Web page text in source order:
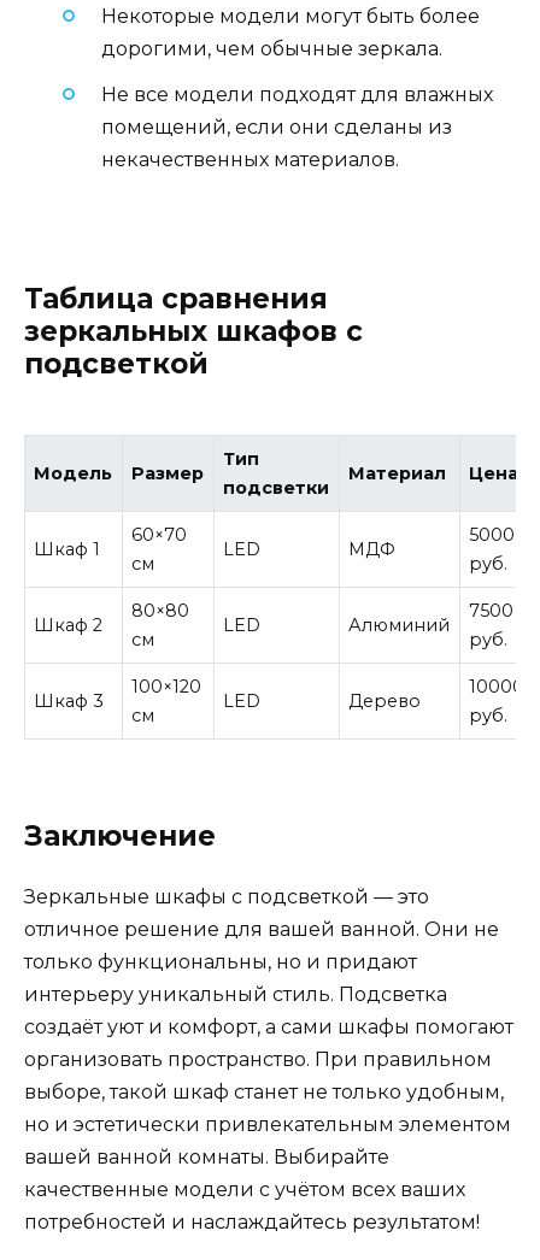
Некоторые модели могут быть более
дорогими, чем обычные зеркала.
Не все модели подходят для влажных
помещений, если они сделаны из
некачественных материалов.
Таблица сравнения
зеркальных шкафов с
подсветкой
Модель Размер
Тип
подсветки
Материал Цена
Шкаф 1
60×70
см
LED МДФ
5000
руб.
Шкаф 2
80×80
см
LED Алюминий
7500
руб.
Шкаф 3
100×120
см
LED Дерево
10000
руб.
Заключение
Зеркальные шкафы с подсветкой — это
отличное решение для вашей ванной. Они не
только функциональны, но и придают
интерьеру уникальный стиль. Подсветка
создаёт уют и комфорт, а сами шкафы помогают
организовать пространство. При правильном
выборе, такой шкаф станет не только удобным,
но и эстетически привлекательным элементом
вашей ванной комнаты. Выбирайте
качественные модели с учётом всех ваших
потребностей и наслаждайтесь результатом!